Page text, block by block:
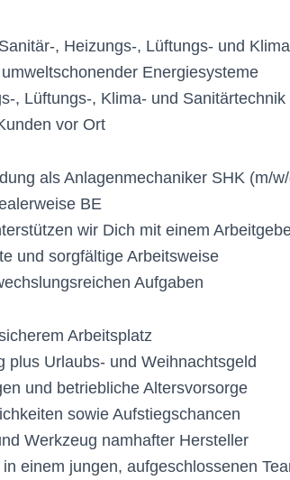
, Heizungs-, Lüftungs- und
Energiesysteme
, Lüftungs-, Klima- und Sanitärtechnik
vor Ort
als Anlagenmechaniker SHK (m/
BE
wir Dich mit einem
und sorgfältige Arbeitsweise
Aufgaben
Arbeitsplatz
plus Urlaubs- und Weihnachtsgeld
und betriebliche Altersvorsorge
sowie Aufstiegschancen
Werkzeug namhafter Hersteller
einem jungen, aufgeschlossenen